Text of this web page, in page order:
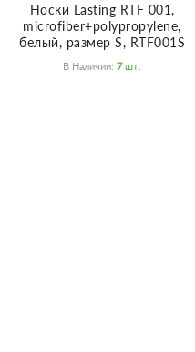
Носки Lasting RTF 001,
microfiber+polypropylene,
белый, размер S, RTF001S
В Наличии: 7 Шт.